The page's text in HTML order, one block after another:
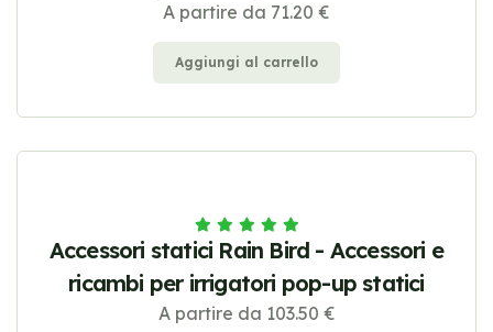
A partire da 71.20 €
Aggiungi al carrello
Accessori statici Rain Bird - Accessori e
ricambi per irrigatori pop-up statici
A partire da 103.50 €